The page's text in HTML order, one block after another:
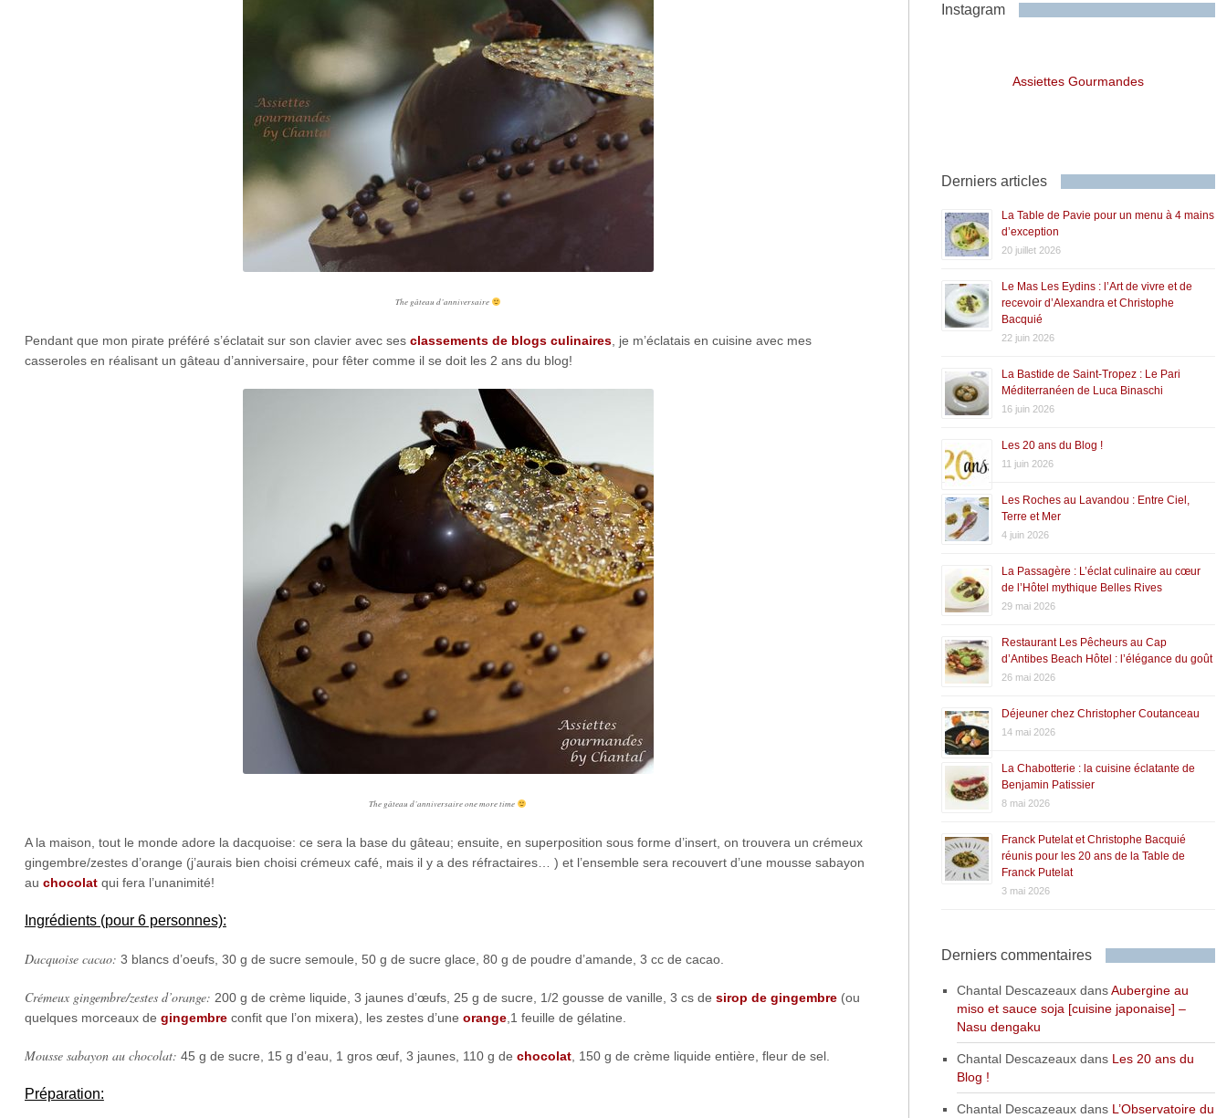
The gâteau d’anniversaire
Pendant que mon pirate préféré s’éclatait sur son clavier avec ses classements de blogs culinaires, je m’éclatais en cuisine avec mes
casseroles en réalisant un gâteau d’anniversaire, pour fêter comme il se doit les 2 ans du blog!
The gâteau d’anniversaire one more time
A la maison, tout le monde adore la dacquoise: ce sera la base du gâteau; ensuite, en superposition sous forme d’insert, on trouvera un crémeux
gingembre/zestes d’orange (j’aurais bien choisi crémeux café, mais il y a des réfractaires… ) et l’ensemble sera recouvert d’une mousse sabayon
au chocolat qui fera l’unanimité!
Ingrédients (pour 6 personnes):
Dacquoise cacao: 3 blancs d’oeufs, 30 g de sucre semoule, 50 g de sucre glace, 80 g de poudre d’amande, 3 cc de cacao.
Crémeux gingembre/zestes d’orange: 200 g de crème liquide, 3 jaunes d’œufs, 25 g de sucre, 1/2 gousse de vanille, 3 cs de sirop de gingembre(ou
quelques morceaux de gingembreconfit que l’on mixera), les zestes d’une orange,1 feuille de gélatine.
Mousse sabayon au chocolat: 45 g de sucre, 15 g d’eau, 1 gros œuf, 3 jaunes, 110 g de chocolat, 150 g de crème liquide entière, fleur de sel.
Préparation:
Instagram
Assiettes Gourmandes
Derniers articles
La Table de Pavie pour un menu à 4 mains
d’exception
20 juillet 2026
Le Mas Les Eydins : l’Art de vivre et de
recevoir d’Alexandra et Christophe
Bacquié
22 juin 2026
La Bastide de Saint-Tropez : Le Pari
Méditerranéen de Luca Binaschi
16 juin 2026
Les 20 ans du Blog !
11 juin 2026
Les Roches au Lavandou : Entre Ciel,
Terre et Mer
4 juin 2026
La Passagère : L’éclat culinaire au cœur
de l’Hôtel mythique Belles Rives
29 mai 2026
Restaurant Les Pêcheurs au Cap
d’Antibes Beach Hôtel : l’élégance du goût
26 mai 2026
Déjeuner chez Christopher Coutanceau
14 mai 2026
La Chabotterie : la cuisine éclatante de
Benjamin Patissier
8 mai 2026
Franck Putelat et Christophe Bacquié
réunis pour les 20 ans de la Table de
Franck Putelat
3 mai 2026
Derniers commentaires
Chantal DescazeauxdansAubergine au
miso et sauce soja [cuisine japonaise] –
Nasu dengaku
Chantal Descazeauxdans Les 20 ans du
Blog !
Chantal Descazeauxdans L’Observatoire du